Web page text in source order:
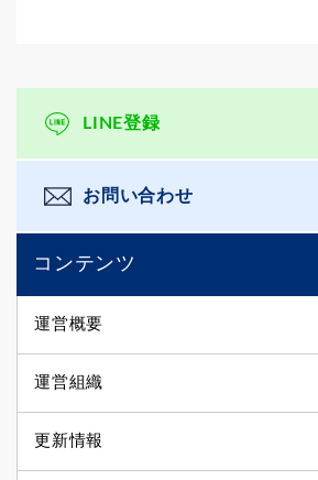
LINE登録
お問い合わせ
コンテンツ
運営概要
運営組織
更新情報